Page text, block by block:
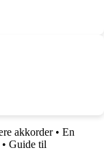
akkorder• En
• Guide til